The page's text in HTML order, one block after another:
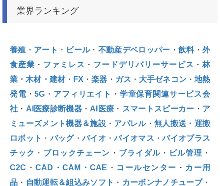
業界ランキング
養殖 ・ アート ・ ビール・ 不動産デベロッパー ・飲料・外
食産業 ・ ファミレス ・ フードデリバリーサービス ・林
業・木材・建材・ FX ・楽器 ・ ガス ・ 大手ゼネコン・ 地熱
発電・5G ・ アフィリエイト ・ 学童保育関連サービス会
社 ・ AI医療診断機器 ・ AI医療 ・ スマートスピーカー ・ ア
ミューズメント機器＆施設 ・ アパレル・無人搬送・運搬
ロボット ・バッグ・バイオ ・バイオマス ・バイオプラス
チック ・ ブロックチェーン ・ ブライダル・ ビル管理 ・
C2C ・ CAD・CAM・CAE ・ コールセンター ・ カー用
品 ・ 自動運転＆組込みソフト ・ カーボンナノチューブ・